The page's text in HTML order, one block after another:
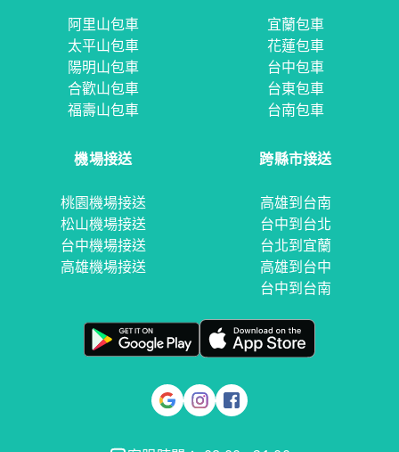
阿里山包車
太平山包車
陽明山包車
合歡山包車
福壽山包車
宜蘭包車
花蓮包車
台中包車
台東包車
台南包車
機場接送
桃園機場接送
松山機場接送
台中機場接送
高雄機場接送
跨縣市接送
高雄到台南
台中到台北
台北到宜蘭
高雄到台中
台中到台南